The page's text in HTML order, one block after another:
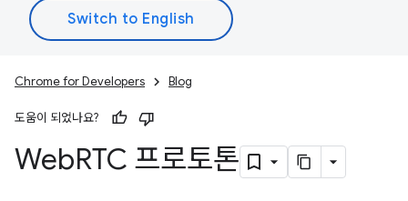
Chrome for Developers Blog
도움이 되었나요?
WebRTC 프로토톤